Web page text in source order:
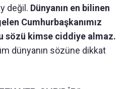
değil. Dünyanın en bilinen
Cumhurbaşkanımız
sözü kimse ciddiye almaz.
dünyanın sözüne dikkat